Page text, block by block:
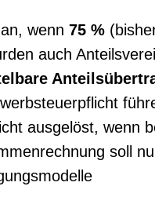
wenn 75 %
auch
ausgelöst, wenn
soll